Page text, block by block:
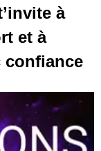
à
et à
confiance